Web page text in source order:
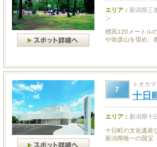
エリア： 新潟県三
ン
標高120メートル
や弥彦山を望め、
7
トオカ
十日
エリア： 新潟県十
十日町の文化遺産
新潟県唯一の国宝